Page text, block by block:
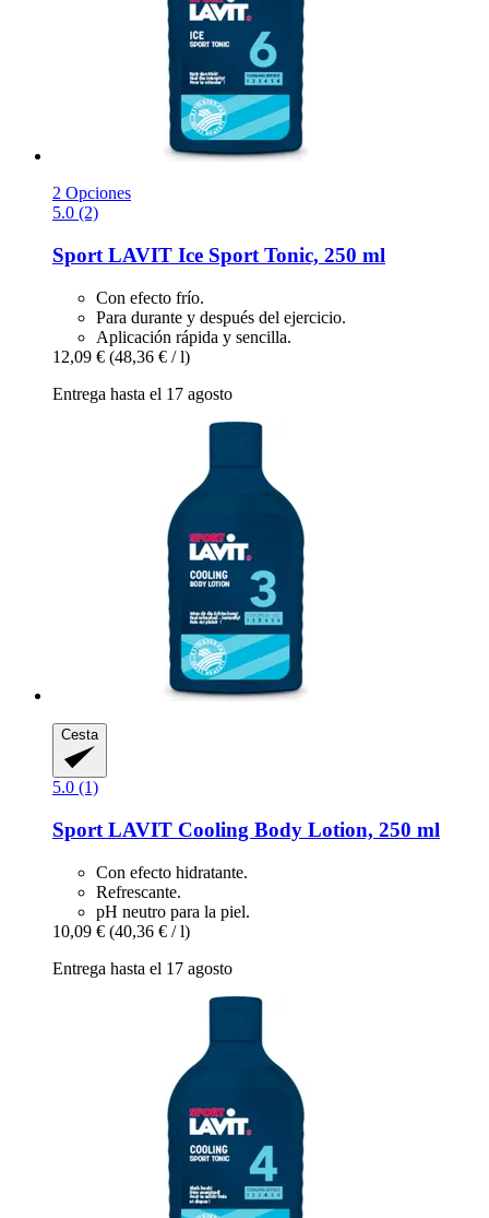
2 Opciones
5.0 (2)
Sport LAVIT Ice Sport Tonic, 250 ml
Con efecto frío.
Para durante y después del ejercicio.
Aplicación rápida y sencilla.
12,09 € (48,36 € / l)
Entrega hasta el 17 agosto
Cesta
5.0 (1)
Sport LAVIT Cooling Body Lotion, 250 ml
Con efecto hidratante.
Refrescante.
pH neutro para la piel.
10,09 € (40,36 € / l)
Entrega hasta el 17 agosto